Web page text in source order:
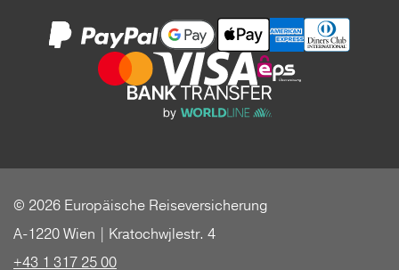
© 2026 Europäische Reiseversicherung
A-1220 Wien | Kratochwjlestr. 4
+43 1 317 25 00